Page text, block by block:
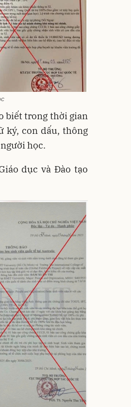
biết trong thời gian
ký, con dấu, thông
học.
dục và Đào tạo